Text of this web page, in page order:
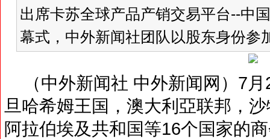
出席卡苏全球产品产销交易平台--中
幕式，中外新闻社团队以股东身份参
（中外新闻社 中外新闻网）7月
旦哈希姆王国，澳大利亞联邦，
阿拉伯埃及共和国等16个国家的